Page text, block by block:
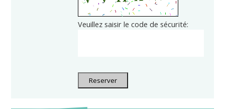
Veuillez saisir le code de sécurité:
Reserver